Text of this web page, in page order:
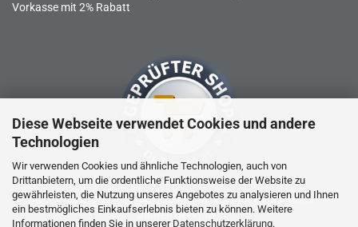
Diese Webseite verwendet Cookies und andere
Technologien
Wir verwenden Cookies und ähnliche Technologien, auch von
Drittanbietern, um die ordentliche Funktionsweise der Website zu
gewährleisten, die Nutzung unseres Angebotes zu analysieren und Ihnen
ein bestmögliches Einkaufserlebnis bieten zu können. Weitere
Informationen finden Sie in unserer Datenschutzerklärung.
Vorkasse mit 2% Rabatt
RC-Produkte sind kein Spielzeug und nicht für Kinder unter 14
Jahren geeignet.